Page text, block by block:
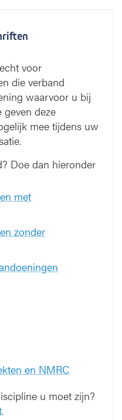
voor
die verband
waarvoor u bij
deze
mee tijdens uw
Doe dan hieronder
met
zonder
en NMRC
u moet zijn?
.